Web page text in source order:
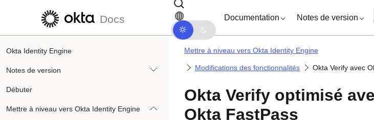
Passer au contenu principal Passer à la navigation dans les documents
Docs Documentation Notes de version
Okta Identity Engine
Notes de version
Débuter
Mettre à niveau vers Okta Identity Engine
Mettre à niveau vers Okta Identity Engine
Modifications des fonctionnalités Okta Verify avec
Okta Verifyoptimisé
Okta FastPass